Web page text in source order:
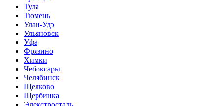
Тула
Тюмень
Улан-Удэ
Ульяновск
Уфа
Фрязино
Химки
Чебоксары
Челябинск
Щелково
Щербинка
Элекстросталь